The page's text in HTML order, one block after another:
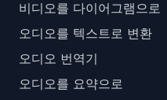
비디오를 다이어그램으로
오디오를 텍스트로 변환
오디오 번역기
오디오를 요약으로